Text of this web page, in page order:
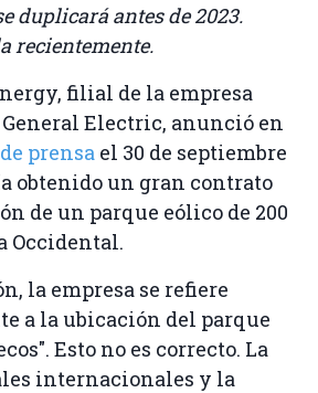
duplicará antes de 2023.
recientemente.
filial de la empresa
Electric, anunció en
prensa el 30 de septiembre
obtenido un gran contrato
de un parque eólico de 200
Occidental.
la empresa se refiere
a la ubicación del parque
Esto no es correcto. La
internacionales y la